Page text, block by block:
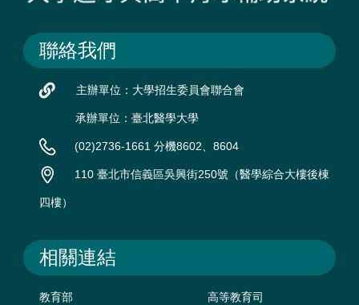
聯絡我們
主辦單位：大學招生委員會聯合會
承辦單位：臺北醫學大學
(02)2736-1661 分機8602、8604
110 臺北市信義區吳興街250號（醫學綜合大樓後棟
四樓）
相關連結
教育部 高等教育司